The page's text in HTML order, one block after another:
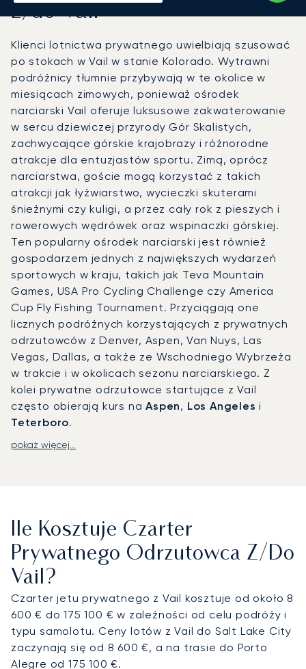
z/do Vail
Klienci lotnictwa prywatnego uwielbiają szusować
po stokach w Vail w stanie Kolorado. Wytrawni
podróżnicy tłumnie przybywają w te okolice w
miesiącach zimowych, ponieważ ośrodek
narciarski Vail oferuje luksusowe zakwaterowanie
w sercu dziewiczej przyrody Gór Skalistych,
zachwycające górskie krajobrazy i różnorodne
atrakcje dla entuzjastów sportu. Zimą, oprócz
narciarstwa, goście mogą korzystać z takich
atrakcji jak łyżwiarstwo, wycieczki skuterami
śnieżnymi czy kuligi, a przez cały rok z pieszych i
rowerowych wędrówek oraz wspinaczki górskiej.
Ten popularny ośrodek narciarski jest również
gospodarzem jednych z największych wydarzeń
sportowych w kraju, takich jak Teva Mountain
Games, USA Pro Cycling Challenge czy America
Cup Fly Fishing Tournament. Przyciągają one
licznych podróżnych korzystających z prywatnych
odrzutowców z Denver, Aspen, Van Nuys, Las
Vegas, Dallas, a także ze Wschodniego Wybrzeża
w trakcie i w okolicach sezonu narciarskiego. Z
kolei prywatne odrzutowce startujące z Vail
często obierają kurs naAspen, Los Angeles i
Teterboro.
Zaplanuj czarter jetu prywatnego do Vail
pomóc Państwu zarezerwować prywatne loty na
lotnisko Eagle County Regional Airport (EGE) ,
znane również jako Eagle Vail Airport, a także
transfery VIP do ośrodka. LunaJets zajmie się
Państwa rezerwacjami i organizacją transportu,
jak również logistyką związaną ze specjalnymi
życzeniami, takimi jak podróż ze sprzętem
narciarskim i snowboardowym czy na przykład z
psem.
pokaż więcej...
Ile Kosztuje Czarter
Prywatnego Odrzutowca Z/do
Vail?
Czarter jetu prywatnego z Vail kosztuje od około 8
600 € do 175 100 € w zależności od celu podróży i
typu samolotu. Ceny lotów z Vail do Salt Lake City
zaczynają się od 8 600 €, a na trasie do Porto
Alegre od 175 100 €.